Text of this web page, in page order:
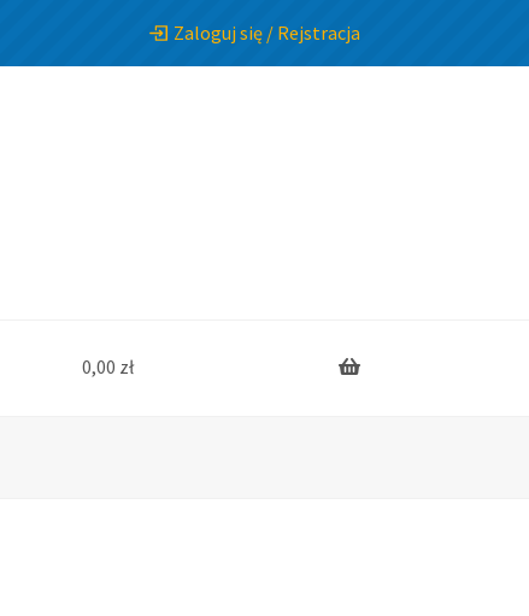
Zaloguj się / Rejstracja
0,00 zł